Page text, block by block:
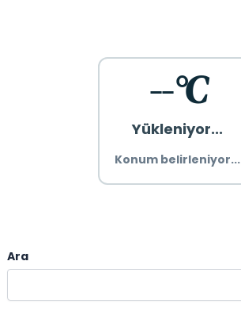
--°C
Yükleniyor...
Konum belirleniyor...
Ara